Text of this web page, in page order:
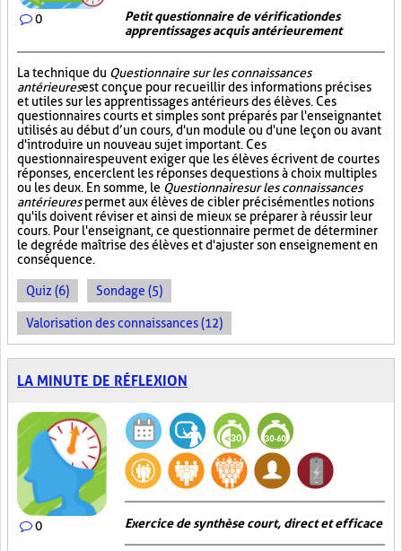
0
Petit questionnaire de vérification des
apprentissages acquis antérieurement
La technique du Questionnaire sur les connaissances
antérieuresest conçue pour recueillir des informations précises
et utiles sur les apprentissages antérieurs des élèves. Ces
questionnaires courts et simples sont préparés par l'enseignant et
utilisés au début d’un cours, d'un module ou d'une leçon ou avant
d'introduire un nouveau sujet important. Ces
questionnaires peuvent exiger que les élèves écrivent de courtes
réponses, encerclent les réponses de questions à choix multiples
ou les deux. En somme, le Questionnaire sur les connaissances
antérieurespermet aux élèves de cibler précisément les notions
qu'ils doivent réviser et ainsi de mieux se préparer à réussir leur
cours. Pour l'enseignant, ce questionnaire permet de déterminer
le degré de maîtrise des élèves et d'ajuster son enseignement en
conséquence.
Quiz (6) Sondage (5)
Valorisation des connaissances (12)
LA MINUTE DE RÉFLEXION
0 Exercice de synthèse court, direct et efficace